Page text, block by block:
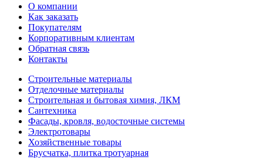
О компании
Как заказать
Покупателям
Корпоративным клиентам
Обратная связь
Контакты
Строительные материалы
Отделочные материалы
Строительная и бытовая химия, ЛКМ
Сантехника
Фасады, кровля, водосточные системы
Электротовары
Хозяйственные товары
Брусчатка, плитка тротуарная